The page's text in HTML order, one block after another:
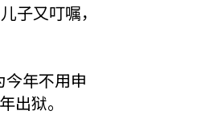
子又叮嘱，
年不用申
出狱。